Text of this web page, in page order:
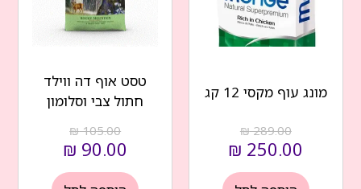
מונג עוף מקסי 12 קג
₪289.00
₪ 250.00
טסט אוף דה ווילד
חתול צבי וסלומון
₪105.00
₪ 90.00